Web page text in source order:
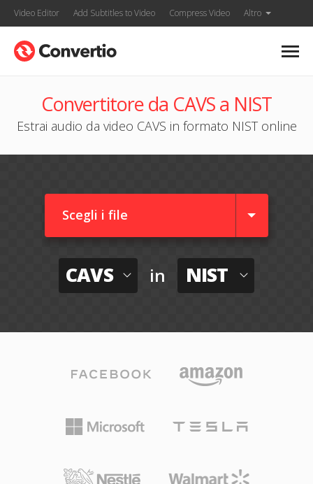
Video Editor Add Subtitles to Video Compress Video Altro
Convertitore da CAVS a NIST
Estrai audio da video CAVS in formato NIST online
Scegli i file
CAVS in NIST